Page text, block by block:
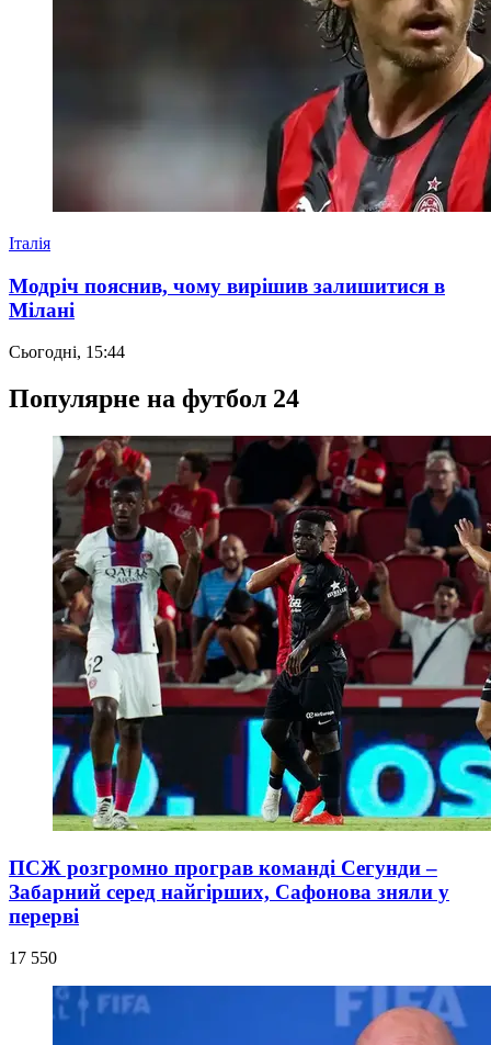
Італія
Модріч пояснив, чому вирішив залишитися в
Мілані
Сьогодні, 15:44
Популярне на футбол 24
ПСЖ розгромно програв команді Сегунди –
Забарний серед найгірших, Сафонова зняли у
перерві
17 550